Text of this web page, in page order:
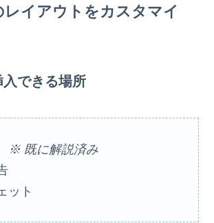
レイアウトをカスタマイ
できる場所
※ 既に解説済み
ット